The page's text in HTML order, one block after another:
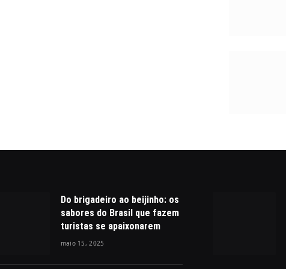
Do brigadeiro ao beijinho: os
sabores do Brasil que fazem
turistas se apaixonarem
maio 15, 2025